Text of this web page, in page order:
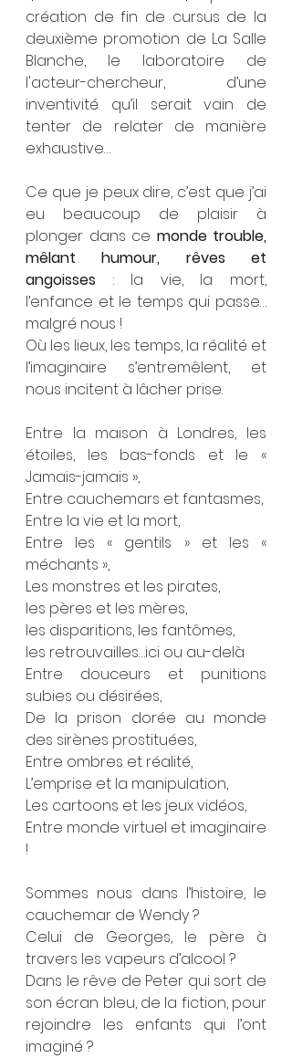
création de fin de cursus de la
deuxième promotion de La Salle
Blanche, le laboratoire de
l'acteur-chercheur, d’une
inventivité qu’il serait vain de
tenter de relater de manière
exhaustive…
Ce que je peux dire, c’est que j’ai
eu beaucoup de plaisir à
plonger dans ce monde trouble,
mêlant humour, rêves et
angoisses : la vie, la mort,
l’enfance et le temps qui passe…
malgré nous !
Où les lieux, les temps, la réalité et
l’imaginaire s’entremêlent, et
nous incitent à lâcher prise.
Entre la maison à Londres, les
étoiles, les bas-fonds et le «
Jamais-jamais »,
Entre cauchemars et fantasmes,
Entre la vie et la mort,
Entre les « gentils » et les «
méchants »,
Les monstres et les pirates,
les pères et les mères,
les disparitions, les fantômes,
les retrouvailles…ici ou au-delà
Entre douceurs et punitions
subies ou désirées,
De la prison dorée au monde
des sirènes prostituées,
Entre ombres et réalité,
L’emprise et la manipulation,
Les cartoons et les jeux vidéos,
Entre monde virtuel et imaginaire
!
Sommes nous dans l’histoire, le
cauchemar de Wendy ?
Celui de Georges, le père à
travers les vapeurs d’alcool ?
Dans le rêve de Peter qui sort de
son écran bleu, de la fiction, pour
rejoindre les enfants qui l’ont
imaginé ?